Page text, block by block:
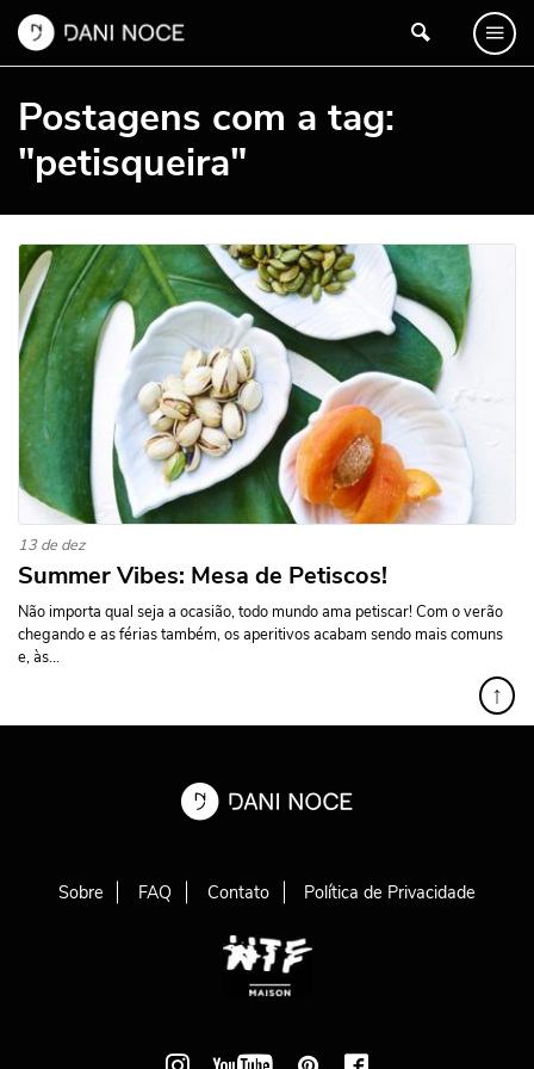
Postagens com a tag:
"petisqueira"
13 de dez
Summer Vibes: Mesa de Petiscos!
Não importa qual seja a ocasião, todo mundo ama petiscar! Com o verão
chegando e as férias também, os aperitivos acabam sendo mais comuns
e, às...
↑
Sobre FAQ Contato Política de Privacidade